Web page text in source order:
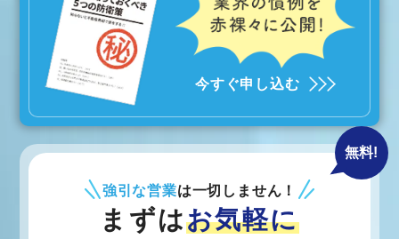
今すぐ申し込む
無料!
強引な営業は一切しません！
まずはお気軽に